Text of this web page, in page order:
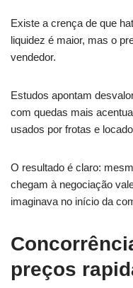
Existe a crença de que
liquidez é maior, mas o
vendedor.
Estudos apontam
com quedas mais
usados por frotas e
O resultado é claro:
chegam à negociação
imaginava no início da
preços